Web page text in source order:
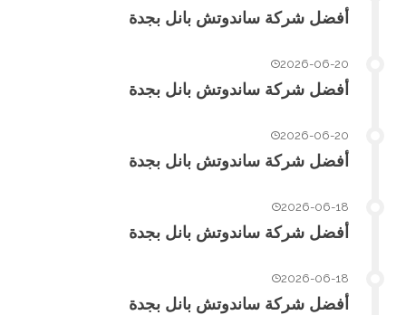
أفضل شركة ساندوتش بانل بجدة
2026-06-20
أفضل شركة ساندوتش بانل بجدة
2026-06-20
أفضل شركة ساندوتش بانل بجدة
2026-06-18
أفضل شركة ساندوتش بانل بجدة
2026-06-18
أفضل شركة ساندوتش بانل بجدة